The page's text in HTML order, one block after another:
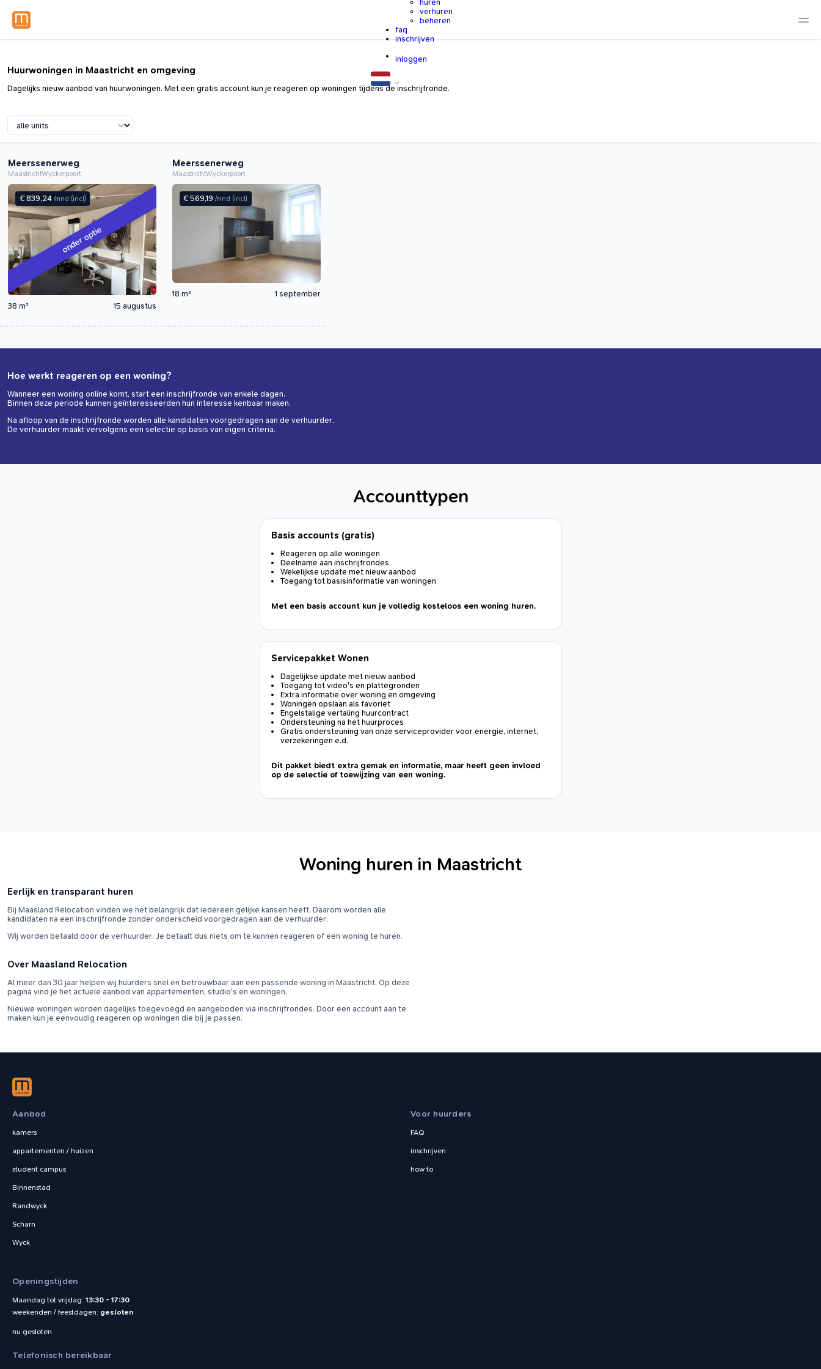
huren
verhuren
beheren
faq
inschrijven
inloggen
Huurwoningen in Maastricht en omgeving
Dagelijks nieuw aanbod van huurwoningen. Met een gratis account kun je reageren op woningen tijdens de inschrijfronde.
Meerssenerweg
MaastrichtWyckerpoort
€ 839,24 /mnd (incl)
onder optie
38 m² 15 augustus
Meerssenerweg
MaastrichtWyckerpoort
€ 569,19/mnd (incl)
18 m² 1 september
Hoe werkt reageren op een woning?
Wanneer een woning online komt, start een inschrijfronde van enkele dagen.
Binnen deze periode kunnen geïnteresseerden hun interesse kenbaar maken.
Na afloop van de inschrijfronde worden alle kandidaten voorgedragen aan de verhuurder.
De verhuurder maakt vervolgens een selectie op basis van eigen criteria.
Accounttypen
Basis accounts (gratis)
Reageren op alle woningen
Deelname aan inschrijfrondes
Wekelijkse update met nieuw aanbod
Toegang tot basisinformatie van woningen
Met een basis account kun je volledig kosteloos een woning huren.
Servicepakket Wonen
Dagelijkse update met nieuw aanbod
Toegang tot video's en plattegronden
Extra informatie over woning en omgeving
Woningen opslaan als favoriet
Engelstalige vertaling huurcontract
Ondersteuning na het huurproces
Gratis ondersteuning van onze serviceprovider voor energie, internet,
verzekeringen e.d.
Dit pakket biedt extra gemak en informatie, maar heeft geen invloed
op de selectie of toewijzing van een woning.
Woning huren in Maastricht
Eerlijk en transparant huren
Bij Maasland Relocation vinden we het belangrijk dat iedereen gelijke kansen heeft. Daarom worden alle
kandidaten na een inschrijfronde zonder onderscheid voorgedragen aan de verhuurder.
Wij worden betaald door de verhuurder. Je betaalt dus niets om te kunnen reageren of een woning te huren.
Over Maasland Relocation
Al meer dan 30 jaar helpen wij huurders snel en betrouwbaar aan een passende woning in Maastricht. Op deze
pagina vind je het actuele aanbod van appartementen, studio's en woningen.
Nieuwe woningen worden dagelijks toegevoegd en aangeboden via inschrijfrondes. Door een account aan te
maken kun je eenvoudig reageren op woningen die bij je passen.
Aanbod
kamers
appartementen / huizen
student campus
Binnenstad
Randwyck
Scharn
Wyck
Voor huurders
FAQ
inschrijven
how to
Openingstijden
Maandag tot vrijdag: 13:30 - 17:30
weekenden / feestdagen: gesloten
nu gesloten
Telefonisch bereikbaar